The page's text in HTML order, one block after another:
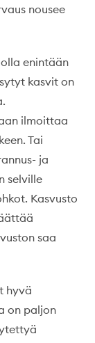
nousee
enintään
kasvit on
ilmoittaa
Tai
ja
selville
Kasvusto
saa
hyvä
on paljon